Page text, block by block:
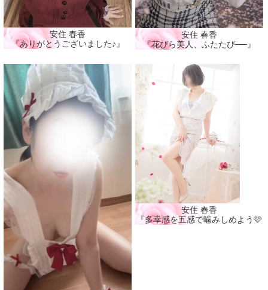
安住 春香
『ありがとうございました♪』
安住 春香
『花びら美人、ふたたび──』
安住 春香
『多幸感を五感で噛みしめよう🩷